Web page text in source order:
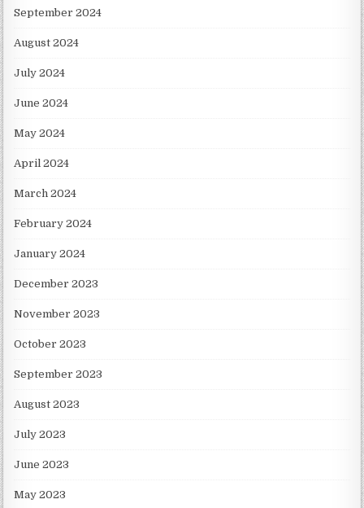
September 2024
August 2024
July 2024
June 2024
May 2024
April 2024
March 2024
February 2024
January 2024
December 2023
November 2023
October 2023
September 2023
August 2023
July 2023
June 2023
May 2023